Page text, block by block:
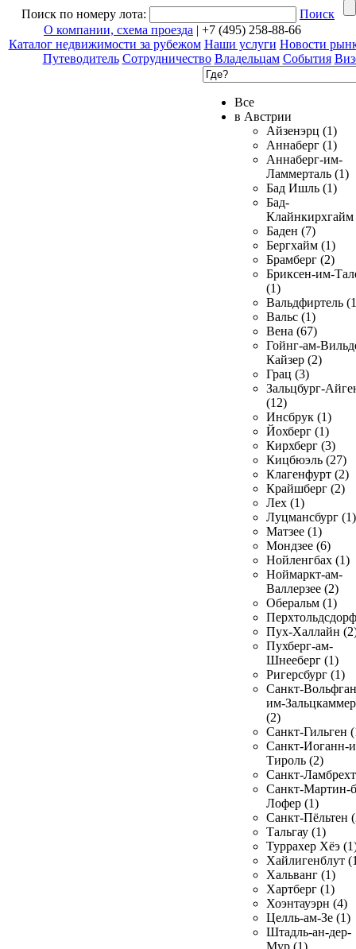
Поиск по номеру лота:
Поиск
О компании, схема проезда | +7 (495) 258-88-66
Каталог недвижимости за рубежом Наши услуги Новости
Путеводитель Сотрудничество Владельцам События
Все
в Австрии
Айзенэрц (1)
Аннаберг (1)
Аннаберг-им-
Ламмерталь (1)
Бад Ишль (1)
Бад-
Клайнкирхгайм
Баден (7)
Бергхайм (1)
Брамберг (2)
Бриксен-им-
(1)
Вальдфиртель
Вальс (1)
Вена (67)
Гойнг-ам-
Кайзер (2)
Грац (3)
Зальцбург-
(12)
Инсбрук (1)
Йохберг (1)
Кирхберг (3)
Кицбюэль (27)
Клагенфурт (2)
Крайшберг (2)
Лех (1)
Луцмансбург (1)
Матзее (1)
Мондзее (6)
Нойленгбах (1)
Ноймаркт-ам-
Валлерзее (2)
Оберальм (1)
Пух-Халлайн
Пухберг-ам-
Шнееберг (1)
Ригерсбург (1)
Санкт-
им-
(2)
Санкт-Гильген
Санкт-Иоганн-
Тироль (2)
Санкт-
Санкт-Мартин-
Лофер (1)
Санкт-Пёльтен
Тальгау (1)
Туррахер Хёэ
Хайлигенблут
Хальванг (1)
Хартберг (1)
Хоэнтауэрн (4)
Целль-ам-Зе (1)
Штадль-ан-дер-
Мур (1)